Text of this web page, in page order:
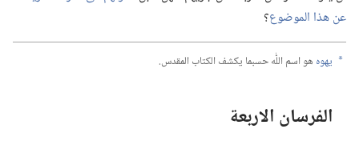
عن هذا الموضوع‏؟‏
a يهوه هو اسم اللّٰه حسبما يكشف الكتاب المقدس.‏
الفرسان الاربعة